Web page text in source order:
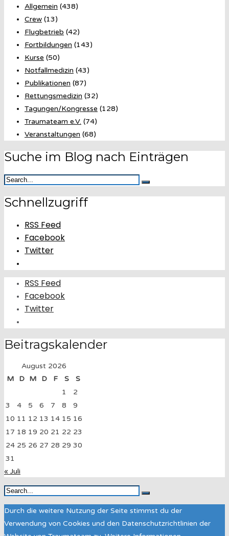
Allgemein (438)
Crew (13)
Flugbetrieb (42)
Fortbildungen (143)
Kurse (50)
Notfallmedizin (43)
Publikationen (87)
Rettungsmedizin (32)
Tagungen/Kongresse (128)
Traumateam e.V. (74)
Veranstaltungen (68)
Suche im Blog nach Einträgen
Schnellzugriff
RSS Feed
Facebook
Twitter
RSS Feed
Facebook
Twitter
Beitragskalender
August 2026
M
D M D F S
S
1
2
3
4 5 6 7 8
9
10 11 12 13 14 15 16
17 18 19 20 21 22 23
24 25 26 27 28 29 30
31
« Juli
Durch die weitere Nutzung der Seite stimmst du der
Verwendung von Cookies und den Datenschutzrichtlinien der